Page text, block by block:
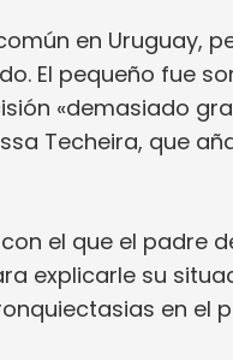
en Uruguay,
El pequeño fue
«demasiado
Techeira, que
el que el padre
explicarle su
en el